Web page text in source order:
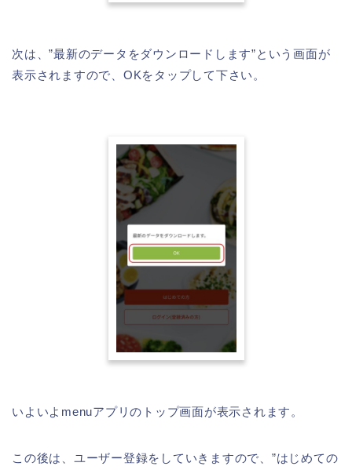
次は、”最新のデータをダウンロードします”という画面が
表示されますので、OKをタップして下さい。
いよいよmenuアプリのトップ画面が表示されます。
この後は、ユーザー登録をしていきますので、”はじめての